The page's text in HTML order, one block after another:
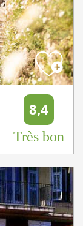
8,4
Très bon